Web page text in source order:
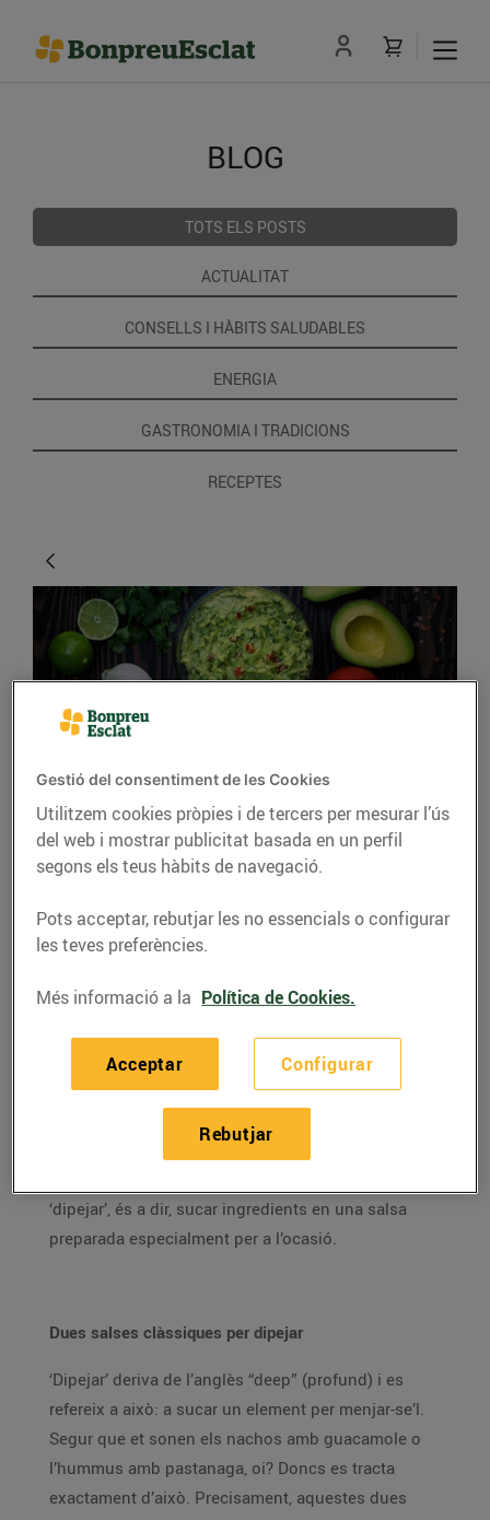
BLOG
TOTS ELS POSTS
ACTUALITAT
CONSELLS I HÀBITS SALUDABLES
ENERGIA
GASTRONOMIA I TRADICIONS
RECEPTES
CONSELLS I HÀBITS SALUDABLES
Quatre maneres de
bon aperitiu
l’aperitiu del diumenge al bar de sota casa,
que aquest es setmanes has preparat algun aperitiu
Però, si ja t’has cansat de les patates fregides,
‘dipejar’, és a dir, sucar ingredients en una salsa
preparada especialment per a l’ocasió.
Dues salses clàssiques per dipejar
‘Dipejar’ deriva de l’anglès “deep” (profund) i es
refereix a això: a sucar un element per menjar-se’l.
Segur que et sonen els nachos amb guacamole o
l’hummus amb pastanaga, oi? Doncs es tracta
exactament d’això. Precisament, aquestes dues
Gestió del consentiment de les Cookies
Utilitzem cookies pròpies i de tercers per mesurar l’ús
del web i mostrar publicitat basada en un perfil
segons els teus hàbits de navegació.
Pots acceptar, rebutjar les no essencials o configurar
les teves preferències.
Més informació a la Política de Cookies.
Configurar
Rebutjar
Acceptar